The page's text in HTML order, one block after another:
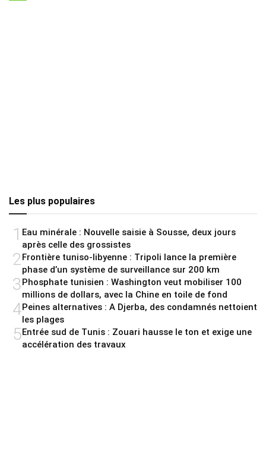
Les plus populaires
1 Eau minérale : Nouvelle saisie à Sousse, deux jours
après celle des grossistes
2Frontière tuniso-libyenne : Tripoli lance la première
phase d’un système de surveillance sur 200 km
3Phosphate tunisien : Washington veut mobiliser 100
millions de dollars, avec la Chine en toile de fond
4Peines alternatives : A Djerba, des condamnés nettoient
les plages
5Entrée sud de Tunis : Zouari hausse le ton et exige une
accélération des travaux